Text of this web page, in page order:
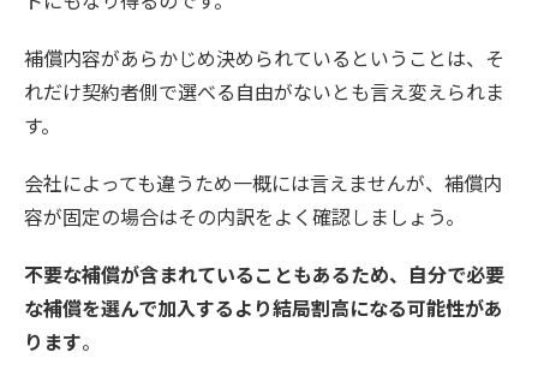
補償内容があらかじめ決められているということは、そ
れだけ契約者側で選べる自由がないとも言え変えられま
す。
会社によっても違うため一概には言えませんが、補償内
容が固定の場合はその内訳をよく確認しましょう。
不要な補償が含まれていることもあるため、自分で必要
な補償を選んで加入するより結局割高になる可能性があ
ります。